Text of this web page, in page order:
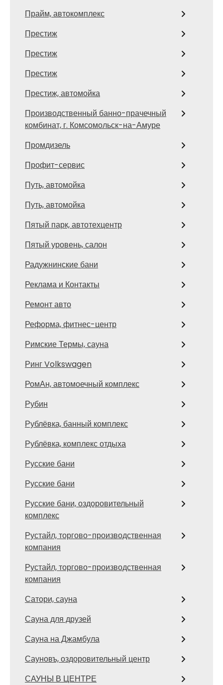
Прайм, автокомплекс
Престиж
Престиж
Престиж
Престиж, автомойка
Производственный банно-прачечный
комбинат, г. Комсомольск-на-Амуре
Промдизель
Профит-сервис
Путь, автомойка
Путь, автомойка
Пятый парк, автотехцентр
Пятый уровень, салон
Радужнинские бани
Реклама и Контакты
Ремонт авто
Реформа, фитнес-центр
Римские Термы, сауна
Ринг Volkswagen
РомАн, автомоечный комплекс
Рубин
Рублёвка, банный комплекс
Рублёвка, комплекс отдыха
Русские бани
Русские бани
Русские бани, оздоровительный
комплекс
Рустайл, торгово-производственная
компания
Рустайл, торгово-производственная
компания
Сатори, сауна
Сауна для друзей
Сауна на Джамбула
Сауновъ, оздоровительный центр
САУНЫ В ЦЕНТРЕ